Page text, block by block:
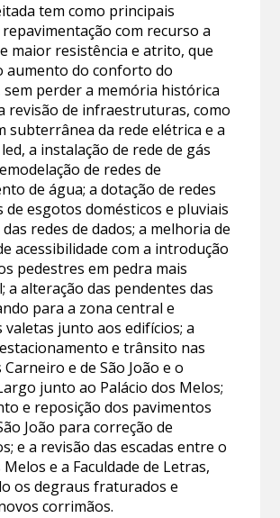
tem como principais
com recurso a
maior resistência e atrito, que
aumento do conforto do
perder a memória histórica
revisão de infraestruturas, como
subterrânea da rede elétrica e a
a instalação de rede de gás
de redes de
de água; a dotação de redes
de esgotos domésticos e pluviais
redes de dados; a melhoria de
acessibilidade com a introdução
pedestres em pedra mais
a alteração das pendentes das
para a zona central e
valetas junto aos edifícios; a
e trânsito nas
e de São João e o
junto ao Palácio dos Melos;
e reposição dos pavimentos
João para correção de
e a revisão das escadas entre o
Melos e a Faculdade de Letras,
os degraus fraturados e
corrimãos.